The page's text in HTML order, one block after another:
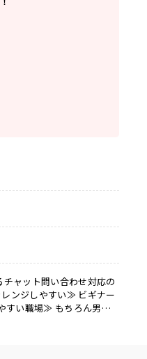
チャット問い合わせ対応の
すい職場≫ もちろん男性
願いすることもありま